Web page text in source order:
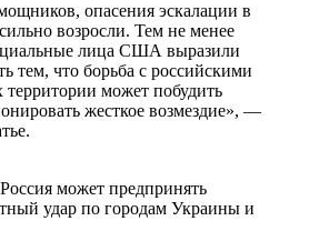
опасения эскалации в
возросли. Тем не менее
лица США выразили
тем, что борьба с российскими
территории может побудить
жесткое возмездие», —
может предпринять
удар по городам Украины и